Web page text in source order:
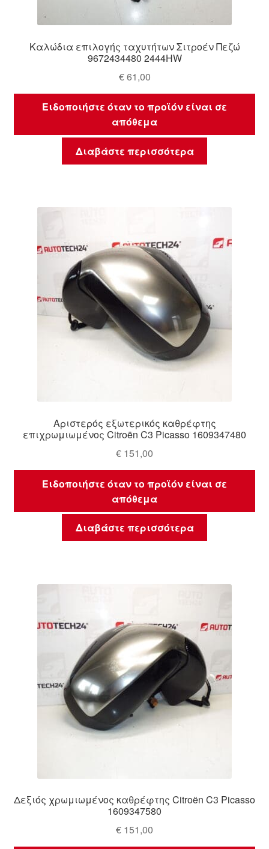
Καλώδια επιλογής ταχυτήτων Σιτροέν Πεζώ
9672434480 2444HW
€61,00
Ειδοποιήστε όταν το προϊόν είναι σε
απόθεμα
Διαβάστε περισσότερα
Αριστερός εξωτερικός καθρέφτης
επιχρωμιωμένος Citroën C3 Picasso 1609347480
€ 151,00
Ειδοποιήστε όταν το προϊόν είναι σε
απόθεμα
Διαβάστε περισσότερα
Δεξιός χρωμιωμένος καθρέφτης Citroën C3 Picasso
1609347580
€ 151,00